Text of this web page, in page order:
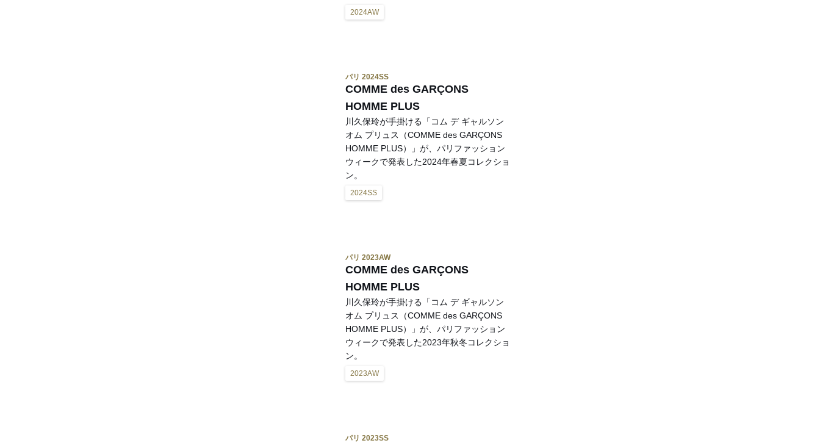
2024AW
パリ 2024SS
COMME des GARÇONS
HOMME PLUS
川久保玲が手掛ける「コム デ ギャルソン
オム プリュス（COMME des GARÇONS
HOMME PLUS）」が、パリファッション
ウィークで発表した2024年春夏コレクショ
ン。
2024SS
パリ 2023AW
COMME des GARÇONS
HOMME PLUS
川久保玲が手掛ける「コム デ ギャルソン
オム プリュス（COMME des GARÇONS
HOMME PLUS）」が、パリファッション
ウィークで発表した2023年秋冬コレクショ
ン。
2023AW
パリ 2023SS